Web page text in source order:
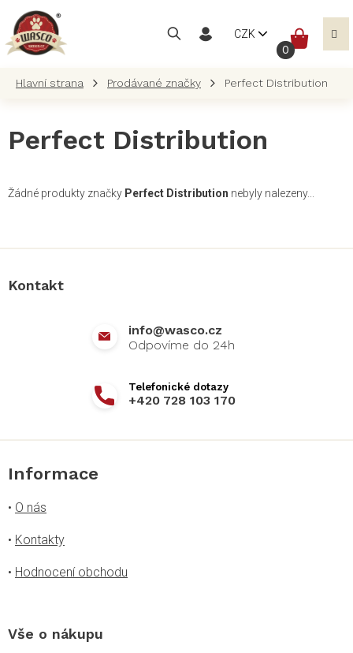
obsah
CZK
Prodávané značky Perfect Distribution
Perfect Distribution
Žádné produkty značky Perfect Distribution nebyly nalezeny...
Kontakt
info@wasco.cz
+420 728 103 170
Informace
• O nás
• Kontakty
• Hodnocení obchodu
Vše o nákupu